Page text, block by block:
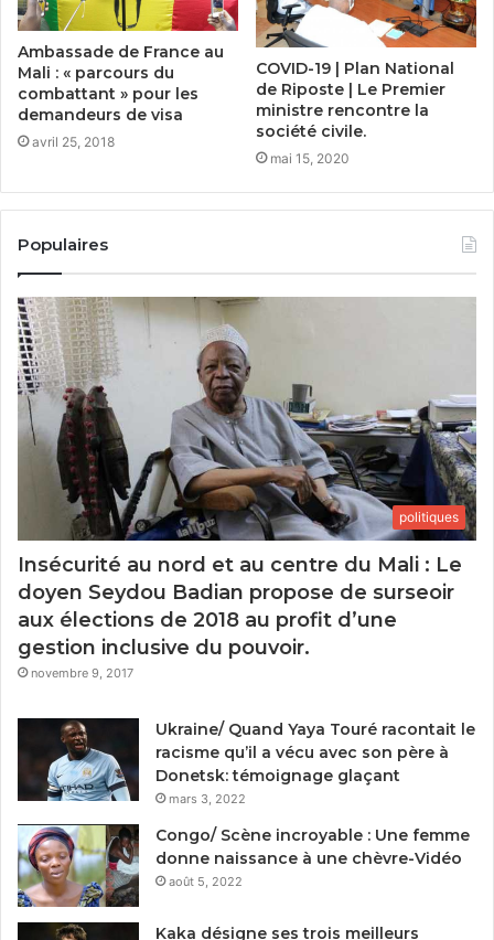
Ambassade de France au
Mali : « parcours du
combattant » pour les
demandeurs de visa
avril 25, 2018
COVID-19 | Plan National
de Riposte | Le Premier
ministre rencontre la
société civile.
mai 15, 2020
Populaires
politiques
Insécurité au nord et au centre du Mali : Le
doyen Seydou Badian propose de surseoir
aux élections de 2018 au profit d’une
gestion inclusive du pouvoir.
novembre 9, 2017
Ukraine/ Quand Yaya Touré racontait le
racisme qu’il a vécu avec son père à
Donetsk: témoignage glaçant
mars 3, 2022
Congo/ Scène incroyable : Une femme
donne naissance à une chèvre-Vidéo
août 5, 2022
Kaka désigne ses trois meilleurs